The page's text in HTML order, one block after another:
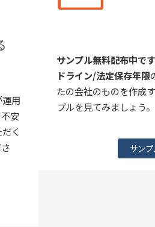
用
安
く
サンプル無料配布中です
ドライン/法定保存年限
たの会社のものを作成
プルを見てみましょう。
サン